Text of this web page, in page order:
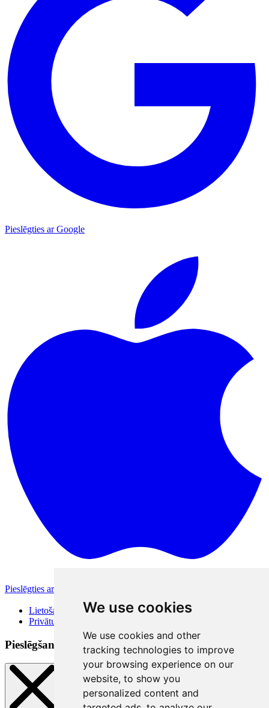
We use cookies
We use cookies and other
tracking technologies to improve
your browsing experience on our
website, to show you
personalized content and
Pieslēgties ar Google
Pieslēgties ar Apple
Lietošanas noteikumi
Privātuma politika
Pieslēgšanās veidi